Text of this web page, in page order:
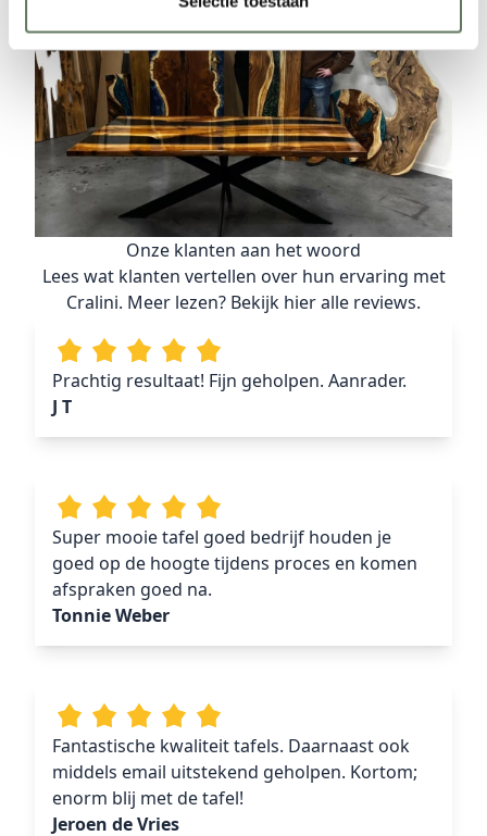
Onze klanten aan het woord
Lees wat klanten vertellen over hun ervaring met
Cralini. Meer lezen? Bekijk hieralle reviews.
Prachtig resultaat! Fijn geholpen. Aanrader.
J T
Super mooie tafel goed bedrijf houden je
goed op de hoogte tijdens proces en komen
afspraken goed na.
Tonnie Weber
Fantastische kwaliteit tafels. Daarnaast ook
middels email uitstekend geholpen. Kortom;
enorm blij met de tafel!
Jeroen de Vries